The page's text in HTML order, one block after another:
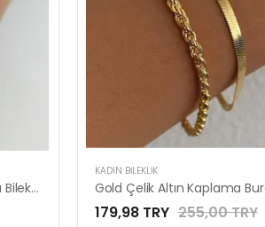
Gümüş Kaplama Çelik Burgu Bileklik
KADIN BILEKLIK
179,98 TRY 255,00 TRY